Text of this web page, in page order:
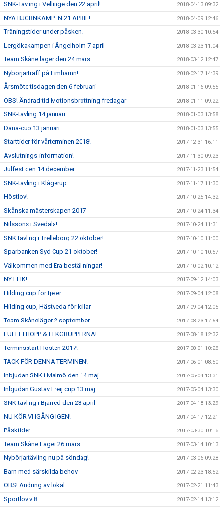
SNK-Tävling i Vellinge den 22 april! 2018-04-13 09:32
NYA BJÖRNKAMPEN 21 APRIL! 2018-04-09 12:46
Träningstider under påsken! 2018-03-30 10:54
Lergökakampen i Ängelholm 7 april 2018-03-23 11:04
Team Skåne läger den 24 mars 2018-03-12 12:47
Nybörjarträff på Limhamn! 2018-02-17 14:39
Årsmöte tisdagen den 6 februari 2018-01-16 09:55
OBS! Ändrad tid Motionsbrottning fredagar 2018-01-11 09:22
SNK-tävling 14 januari 2018-01-03 13:58
Dana-cup 13 januari 2018-01-03 13:55
Starttider för vårterminen 2018! 2017-12-31 16:11
Avslutnings-information! 2017-11-30 09:23
Julfest den 14 december 2017-11-23 11:54
SNK-tävling i Klågerup 2017-11-17 11:30
Höstlov! 2017-10-25 14:32
Skånska mästerskapen 2017 2017-10-24 11:34
Nilssons i Svedala! 2017-10-24 11:31
SNK tävling i Trelleborg 22 oktober! 2017-10-10 11:00
Sparbanken Syd Cup 21 oktober! 2017-10-10 10:57
Välkommen med Era beställningar! 2017-10-02 10:12
NY FLIK! 2017-09-12 14:03
Hilding cup för tjejer 2017-09-04 12:08
Hilding cup, Hästveda för killar 2017-09-04 12:05
Team Skåneläger 2 september 2017-08-23 17:54
FULLT I HOPP & LEKGRUPPERNA! 2017-08-18 12:32
Terminsstart Hösten 2017! 2017-08-01 10:28
TACK FÖR DENNA TERMINEN! 2017-06-01 08:50
Inbjudan SNK i Malmö den 14 maj 2017-05-04 13:31
Inbjudan Gustav Freij cup 13 maj 2017-05-04 13:30
SNK tävling i Bjärred den 23 april 2017-04-18 13:29
NU KÖR VI IGÅNG IGEN! 2017-04-17 12:21
Påsktider 2017-03-30 10:16
Team Skåne Läger 26 mars 2017-03-14 10:13
Nybörjartävling nu på söndag! 2017-03-06 09:28
Barn med särskilda behov 2017-02-23 18:52
OBS! Ändring av lokal 2017-02-21 11:43
Sportlov v 8 2017-02-14 13:12